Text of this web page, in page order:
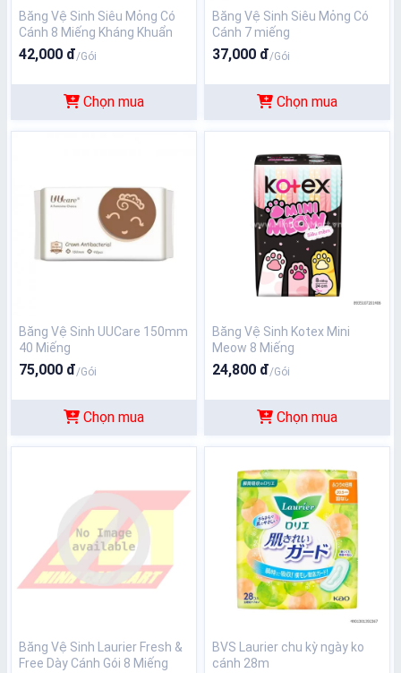
Băng Vệ Sinh Siêu Mỏng Có
Cánh 8 Miếng Kháng Khuẩn
Slimguard 8M
42,000 đ/Gói
Chọn mua
Băng Vệ Sinh Siêu Mỏng Có
Cánh 7 miếng
37,000 đ/Gói
Chọn mua
Băng Vệ Sinh UUCare 150mm
40 Miếng
75,000 đ/Gói
Chọn mua
Băng Vệ Sinh Kotex Mini
Meow 8 Miếng
24,800 đ/Gói
Chọn mua
Băng Vệ Sinh Laurier Fresh &
Free Dày Cánh Gói 8 Miếng
BVS Laurier chu kỳ ngày ko
cánh 28m